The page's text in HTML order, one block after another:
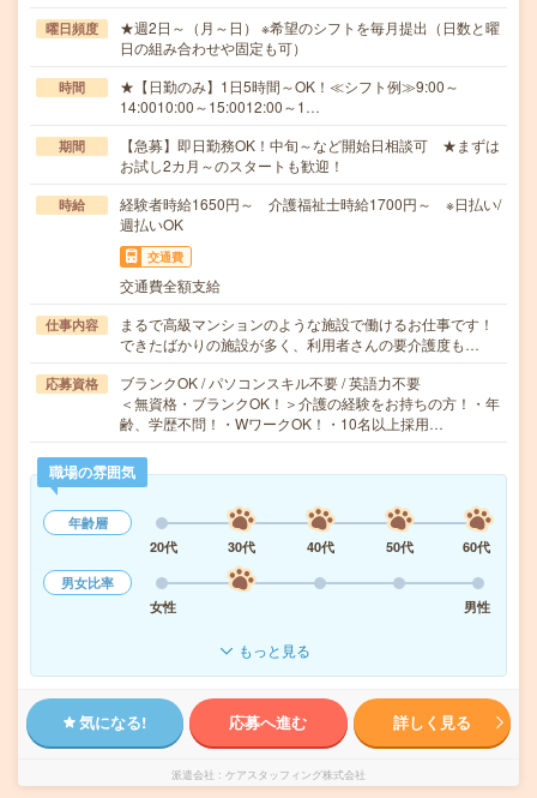
曜日頻度
★週2日～（月～日） ※希望のシフトを毎月提出（日数と曜
日の組み合わせや固定も可）
時間
★【日勤のみ】1日5時間～OK！≪シフト例≫9:00～
14:0010:00～15:0012:00～1…
期間
【急募】即日勤務OK！中旬～など開始日相談可 ★まずは
お試し2カ月～のスタートも歓迎！
時給
経験者時給1650円～ 介護福祉士時給1700円～ ※日払い/
週払いOK
交通費
交通費全額支給
仕事内容
まるで高級マンションのような施設で働けるお仕事です！
できたばかりの施設が多く、利用者さんの要介護度も…
応募資格
ブランクOK / パソコンスキル不要 / 英語力不要
＜無資格・ブランクOK！＞介護の経験をお持ちの方！・年
齢、学歴不問！・WワークOK！・10名以上採用…
職場の雰囲気
年齢層
20代
30代 40代 50代
60代
男女比率
女性
男性
もっと見る
気になる! 応募へ進む 詳しく見る
派遣会社 ケアスタッフィング株式会社